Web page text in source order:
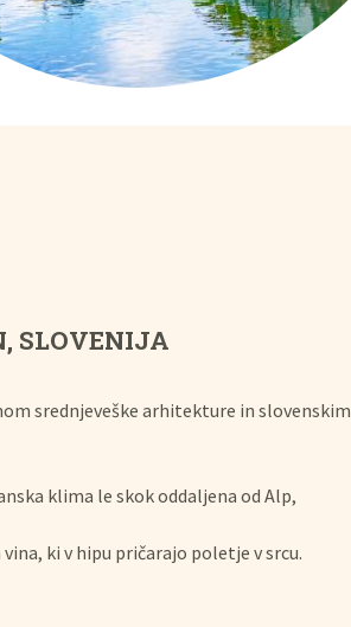
SLOVENIJA
srednjeveške arhitekture in slovenskim
klima le skok oddaljena od Alp,
ki v hipu pričarajo poletje v srcu.